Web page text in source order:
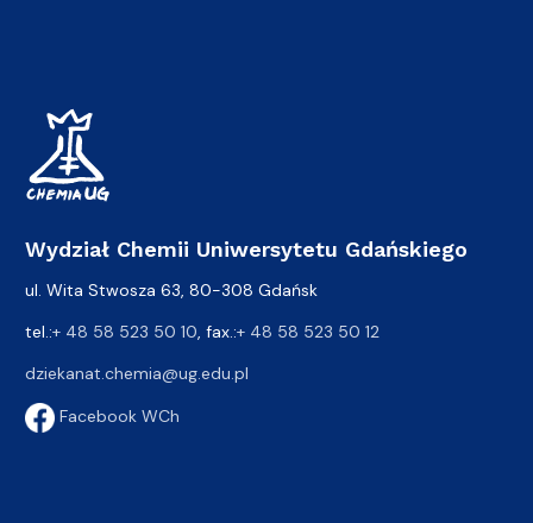
Wydział Chemii Uniwersytetu Gdańskiego
ul. Wita Stwosza 63, 80-308 Gdańsk
tel.:+ 48 58 523 50 10 , fax.:+ 48 58 523 50 12
dziekanat.chemia@ug.edu.pl
Facebook WCh